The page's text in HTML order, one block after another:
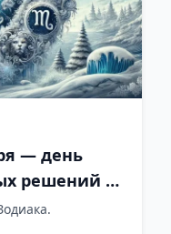
— день
решений и